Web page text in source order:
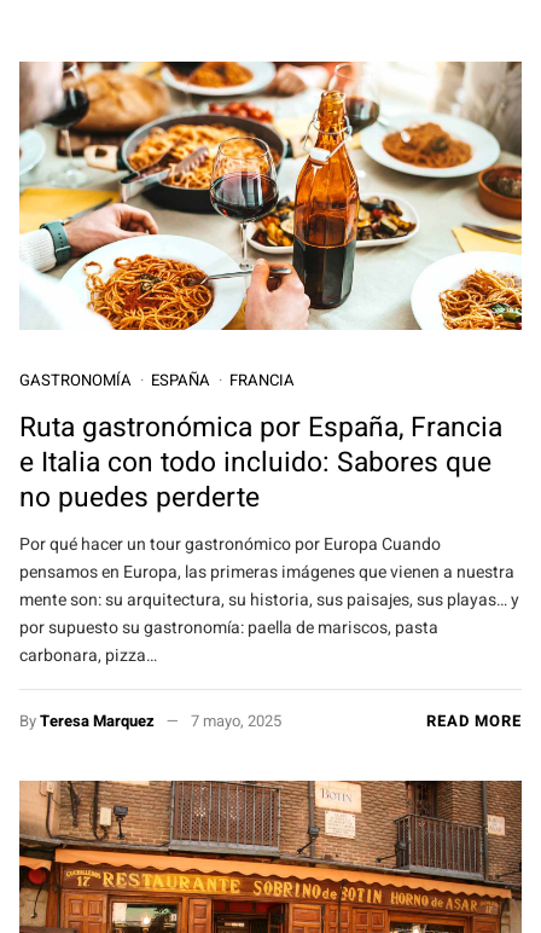
GASTRONOMÍA ESPAÑA FRANCIA
Ruta gastronómica por España, Francia
e Italia con todo incluido: Sabores que
no puedes perderte
Por qué hacer un tour gastronómico por Europa Cuando
pensamos en Europa, las primeras imágenes que vienen a nuestra
mente son: su arquitectura, su historia, sus paisajes, sus playas… y
por supuesto su gastronomía: paella de mariscos, pasta
carbonara, pizza…
ByTeresa Marquez 7 mayo, 2025 READ MORE